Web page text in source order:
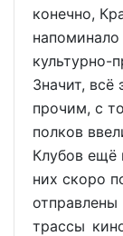
конечно,
культурно-
Значит, всё
прочим, с
полков
Клубов ещё
них скоро
трассы